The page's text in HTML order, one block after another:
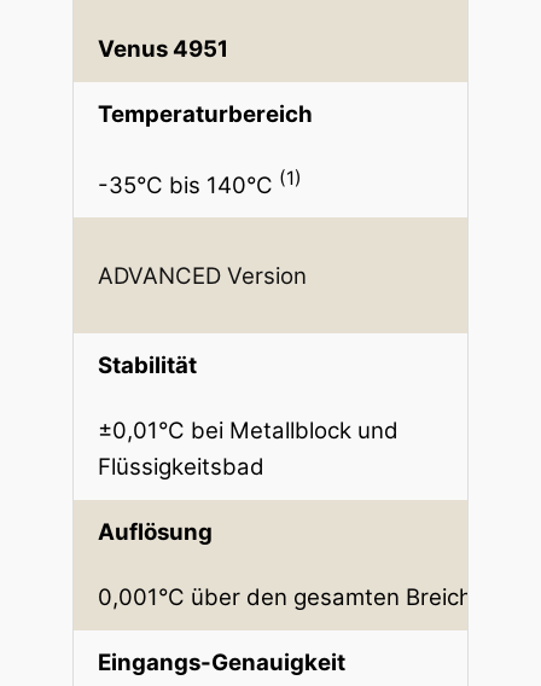
Venus 4951
Temperaturbereich
-35°C bis 140°C (1)
ADVANCED Version
Stabilität
±0,01°C bei Metallblock und
Flüssigkeitsbad
Auflösung
0,001°C über den gesamten Breich
Eingangs-Genauigkeit